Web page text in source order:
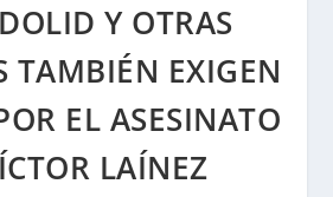
Y OTRAS
TAMBIÉN EXIGEN
EL ASESINATO
LAÍNEZ